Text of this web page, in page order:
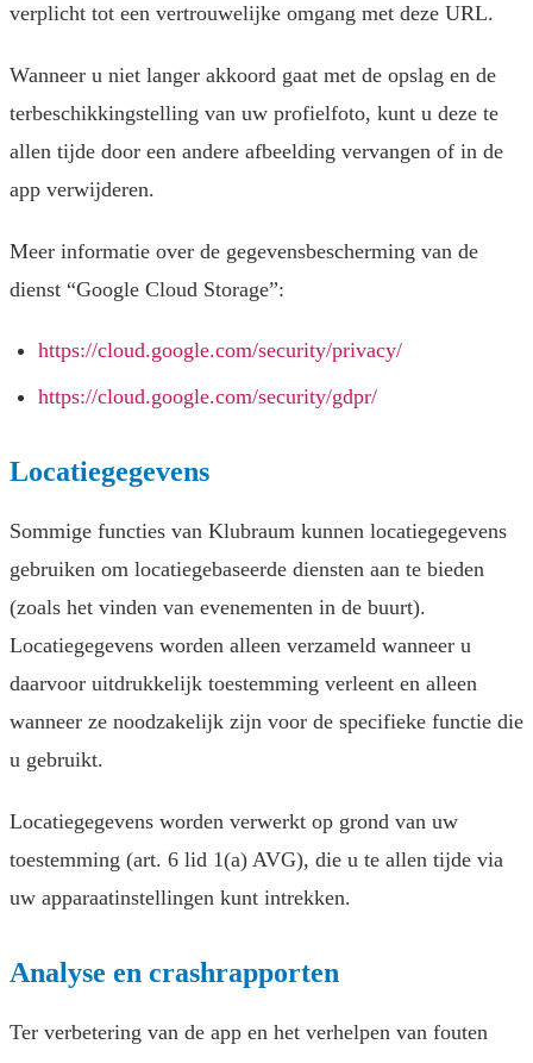
verplicht tot een vertrouwelijke omgang met deze URL.
Wanneer u niet langer akkoord gaat met de opslag en de
terbeschikkingstelling van uw profielfoto, kunt u deze te
allen tijde door een andere afbeelding vervangen of in de
app verwijderen.
Meer informatie over de gegevensbescherming van de
dienst “Google Cloud Storage”:
https://cloud.google.com/security/privacy/
https://cloud.google.com/security/gdpr/
Locatiegegevens
Sommige functies van Klubraum kunnen locatiegegevens
gebruiken om locatiegebaseerde diensten aan te bieden
(zoals het vinden van evenementen in de buurt).
Locatiegegevens worden alleen verzameld wanneer u
daarvoor uitdrukkelijk toestemming verleent en alleen
wanneer ze noodzakelijk zijn voor de specifieke functie die
u gebruikt.
Locatiegegevens worden verwerkt op grond van uw
toestemming (art. 6 lid 1(a) AVG), die u te allen tijde via
uw apparaatinstellingen kunt intrekken.
Analyse en crashrapporten
Ter verbetering van de app en het verhelpen van fouten